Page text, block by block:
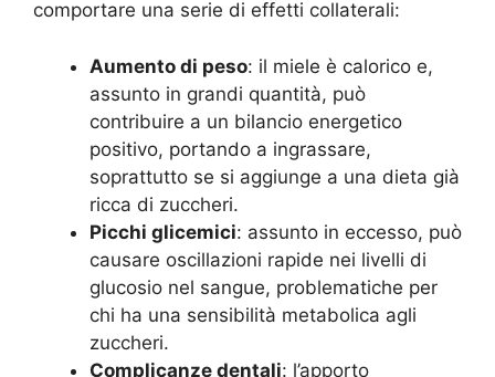
comportare una serie di effetti collaterali:
Aumento di peso: il miele è calorico e,
assunto in grandi quantità, può
contribuire a un bilancio energetico
positivo, portando a ingrassare,
soprattutto se si aggiunge a una dieta già
ricca di zuccheri.
Picchi glicemici: assunto in eccesso, può
causare oscillazioni rapide nei livelli di
glucosio nel sangue, problematiche per
chi ha una sensibilità metabolica agli
zuccheri.
Complicanze dentali: l’apporto